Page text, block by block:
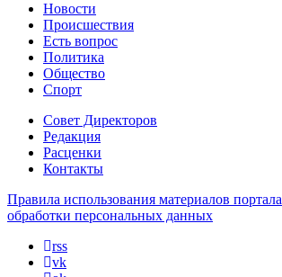
Новости
Происшествия
Есть вопрос
Политика
Общество
Спорт
Совет Директоров
Редакция
Расценки
Контакты
Правила использования материалов портала
обработки персональных данных
rss
vk